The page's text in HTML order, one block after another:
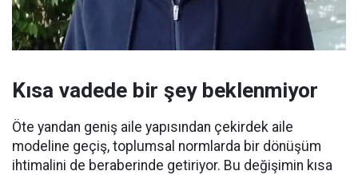
Kısa vadede bir şey beklenmiyor
Öte yandan geniş aile yapısından çekirdek aile
modeline geçiş, toplumsal normlarda bir dönüşüm
ihtimalini de beraberinde getiriyor. Bu değişimin kısa